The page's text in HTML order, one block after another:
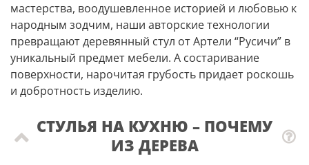
мастерства, воодушевленное историей и любовью к
народным зодчим, наши авторские технологии
превращают деревянный стул от Артели “Русичи” в
уникальный предмет мебели. А состаривание
поверхности, нарочитая грубость придает роскошь
и добротность изделию.
СТУЛЬЯ НА КУХНЮ – ПОЧЕМУ
ИЗ ДЕРЕВА